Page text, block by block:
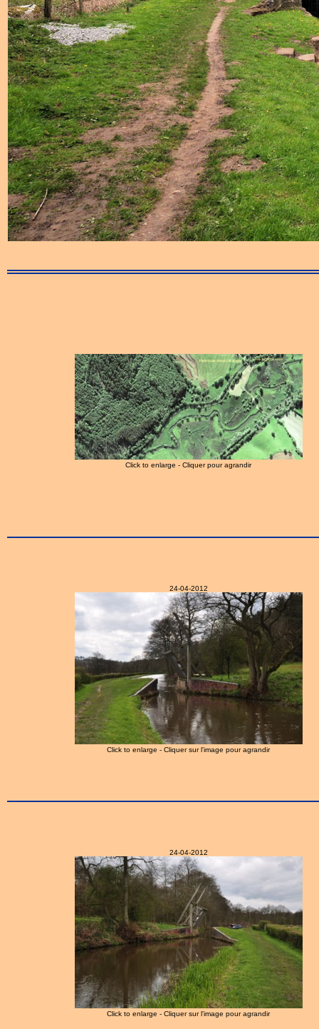
Click to enlarge - Cliquer pour agrandir
24-04-2012
Click to enlarge - Cliquer sur l'image pour agrandir
24-04-2012
Click to enlarge - Cliquer sur l'image pour agrandir